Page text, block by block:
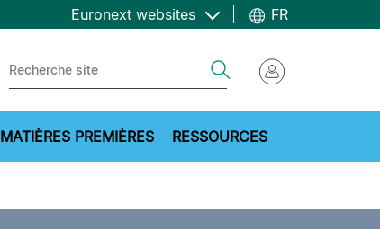
Euronext websites FR
MATIÈRES PREMIÈRES RESSOURCES